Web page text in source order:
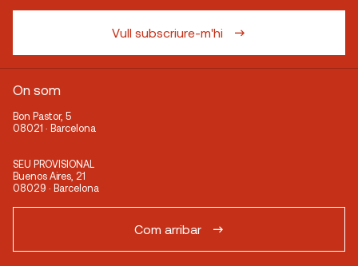
Vull subscriure-m'hi
On som
Bon Pastor, 5
08021 · Barcelona
SEU PROVISIONAL
Buenos Aires, 21
08029 · Barcelona
Com arribar